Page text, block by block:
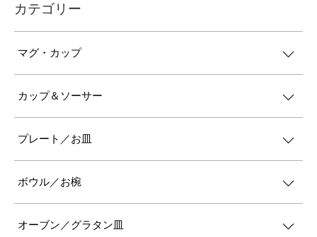
カテゴリー
マグ・カップ
カップ＆ソーサー
プレート／お皿
ボウル／お椀
オーブン／グラタン皿